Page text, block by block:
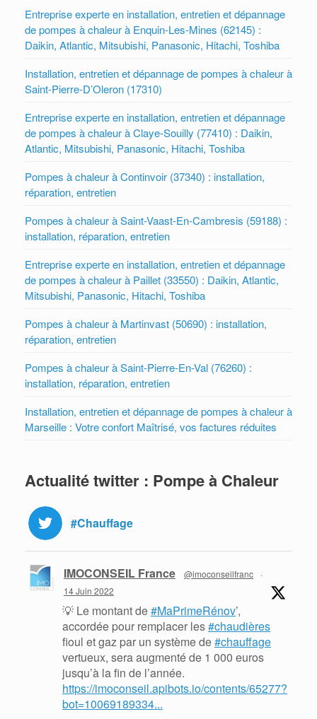
Entreprise experte en installation, entretien et dépannage
de pompes à chaleur à Enquin-Les-Mines (62145) :
Daikin, Atlantic, Mitsubishi, Panasonic, Hitachi, Toshiba
Installation, entretien et dépannage de pompes à chaleur à
Saint-Pierre-D’Oleron (17310)
Entreprise experte en installation, entretien et dépannage
de pompes à chaleur à Claye-Souilly (77410) : Daikin,
Atlantic, Mitsubishi, Panasonic, Hitachi, Toshiba
Pompes à chaleur à Continvoir (37340) : installation,
réparation, entretien
Pompes à chaleur à Saint-Vaast-En-Cambresis (59188) :
installation, réparation, entretien
Entreprise experte en installation, entretien et dépannage
de pompes à chaleur à Paillet (33550) : Daikin, Atlantic,
Mitsubishi, Panasonic, Hitachi, Toshiba
Pompes à chaleur à Martinvast (50690) : installation,
réparation, entretien
Pompes à chaleur à Saint-Pierre-En-Val (76260) :
installation, réparation, entretien
Installation, entretien et dépannage de pompes à chaleur à
Marseille : Votre confort Maîtrisé, vos factures réduites
Actualité twitter : Pompe à Chaleur
#Chauffage
IMOCONSEIL France @imoconseilfranc
·
14 Juin 2022
💡 Le montant de#MaPrimeRénov’,
accordée pour remplacer les#chaudières
fioul et gaz par un système de#chauffage
vertueux, sera augmenté de 1 000 euros
jusqu’à la fin de l’année.
https://imoconseil.apibots.io/contents/65277?
bot=10069189334...